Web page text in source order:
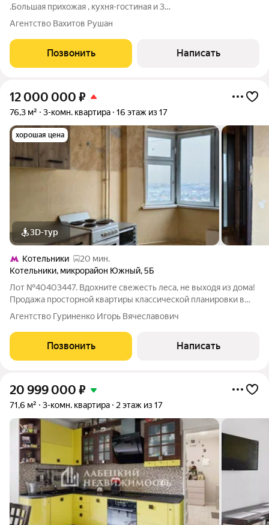
.Большая прихожая , кухня-гостиная и 3
комнаты,вместительная гардеробная . Расположение
квартиры на этаже очень удачное , что позволяет ставить
велосипеды , коляски , самокаты у двери и не кому
Агентство Вахитов Рушан
Позвонить Написать
12 000 000 ₽
76,3 м² 3-комн. квартира 16 этаж из 17
хорошая цена
3D-тур
Котельники
20 мин.
Котельники, микрорайон Южный,5Б
Лот №40403447. Вдохните свежесть леса, не выходя из дома!
Продажа просторной квартиры классической планировки в
Котельниках с видом на вековой лесной массив. Устали от
городской пыли и шума? Предлагаю квартиру, где главным
украшением интерьера станет
Агентство Гуриненко Игорь Вячеславович
Позвонить Написать
20 999 000 ₽
71,6 м² 3-комн. квартира 2 этаж из 17